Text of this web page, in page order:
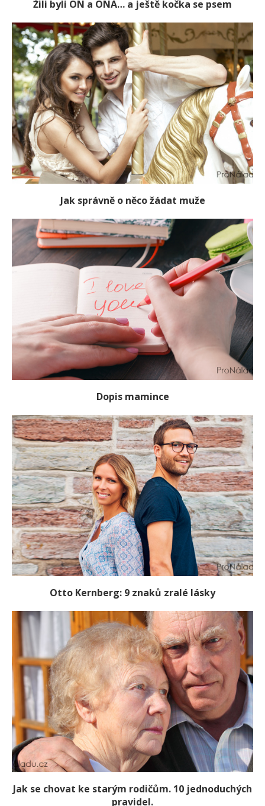
Žili byli ON a ONA… a ještě kočka se psem
Jak správně o něco žádat muže
Dopis mamince
Otto Kernberg: 9 znaků zralé lásky
Jak se chovat ke starým rodičům. 10 jednoduchých
pravidel.